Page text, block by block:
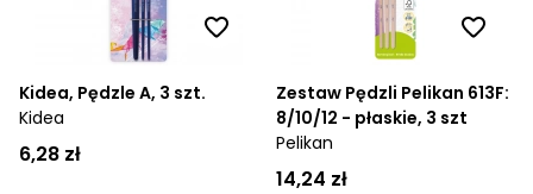
Kidea, Pędzle A, 3 szt.
Kidea
6,28 zł
Zestaw Pędzli Pelikan 613F:
8/10/12 - płaskie, 3 szt
Pelikan
14,24 zł